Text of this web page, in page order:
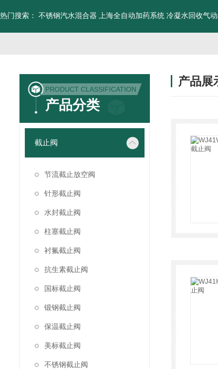
热门搜索： 不锈钢汽水混合器 上海全自动加药系统 冷凝水回收气
PRODUCT CLASSIFICATION
产品分类
截止阀
节流截止放空阀
针形截止阀
水封截止阀
柱塞截止阀
衬氟截止阀
抗生素截止阀
国标截止阀
锻钢截止阀
保温截止阀
美标截止阀
不锈钢截止阀
产品展